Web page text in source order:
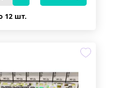
12 шт.